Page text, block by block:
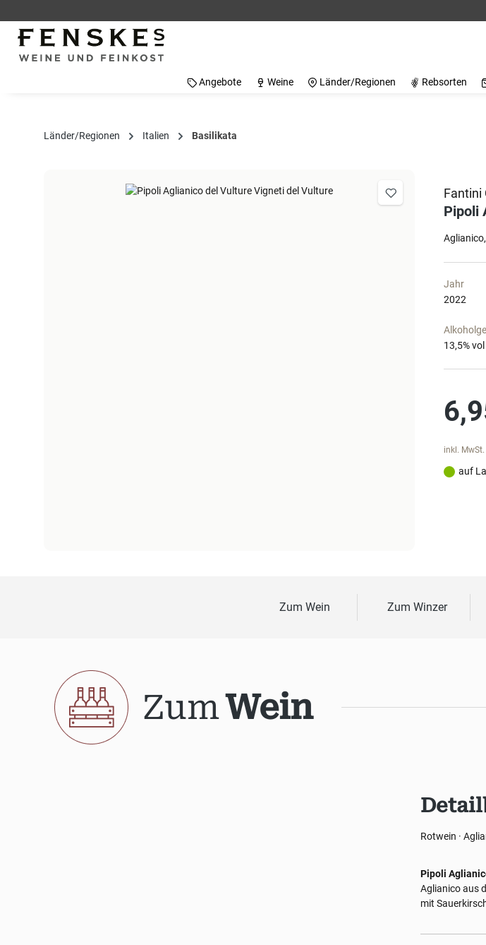
Angebote Weine Länder/Regionen Rebsorten
Länder/Regionen Italien Basilikata
Fantini
Pipoli
Aglianico
Jahr
2022
13,5% vol
inkl.
auf
Zum Wein Zum Winzer
ZumWein
Rotwein ·
Pipoli
Aglianico aus
mit